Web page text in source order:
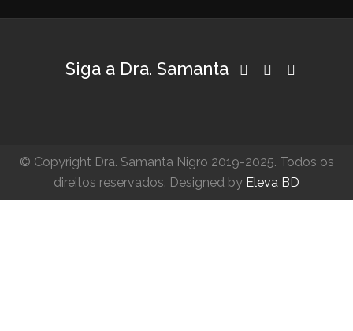
tratamento
Se…
Siga a Dra. Samanta
© Copyright Dra. Samanta Nigro 2019-2025. Todos os
direitos reservados. Designed by Eleva BD